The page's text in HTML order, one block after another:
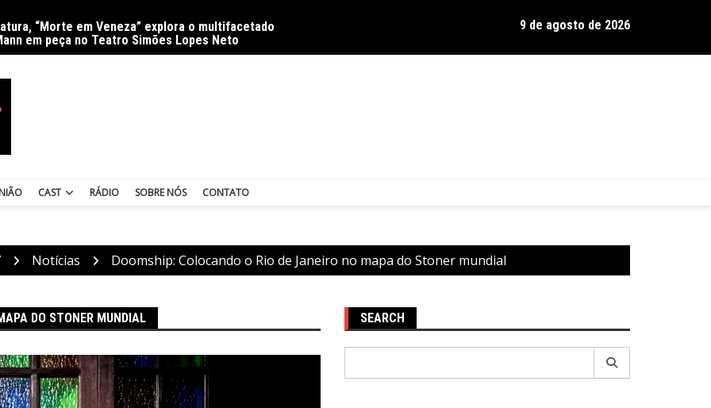
“Morte em Veneza” explora o multifacetado
em peça no Teatro Simões Lopes Neto
Delírios de Hamilton celebra 30 anos de estrada com show no Gravador
9 de agosto de 2026
CAST RÁDIO SOBRE NÓS CONTATO
Notícias Doomship: Colocando o Rio de Janeiro no mapa do Stoner mundial
DO STONER MUNDIAL SEARCH